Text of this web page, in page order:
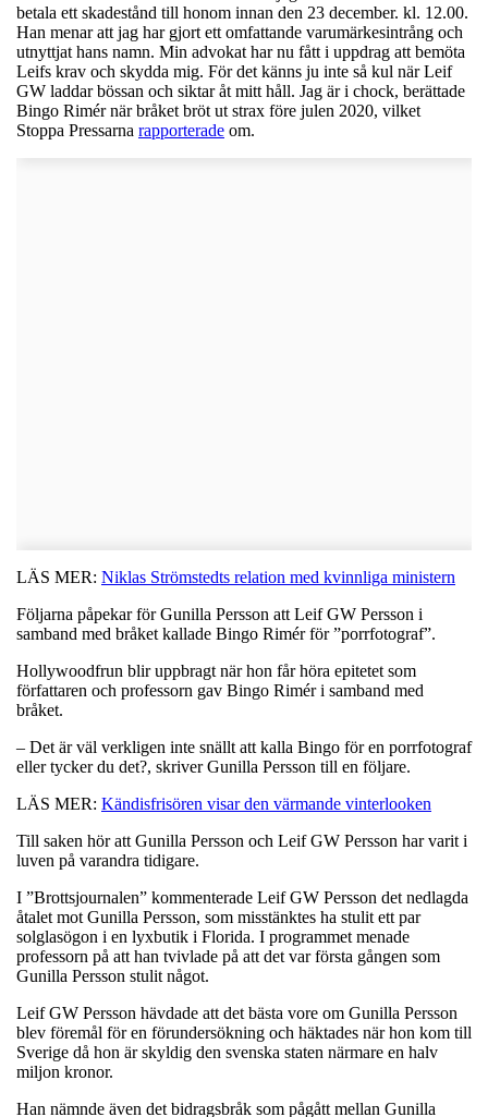
betala ett skadestånd till honom innan den 23 december. kl. 12.00.
Han menar att jag har gjort ett omfattande varumärkesintrång och
utnyttjat hans namn. Min advokat har nu fått i uppdrag att bemöta
Leifs krav och skydda mig. För det känns ju inte så kul när Leif
GW laddar bössan och siktar åt mitt håll. Jag är i chock, berättade
Bingo Rimér när bråket bröt ut strax före julen 2020, vilket
Stoppa Pressarna rapporterade om.
LÄS MER: Niklas Strömstedts relation med kvinnliga ministern
Följarna påpekar för Gunilla Persson att Leif GW Persson i
samband med bråket kallade Bingo Rimér för ”porrfotograf”.
Hollywoodfrun blir uppbragt när hon får höra epitetet som
författaren och professorn gav Bingo Rimér i samband med
bråket.
– Det är väl verkligen inte snällt att kalla Bingo för en porrfotograf
eller tycker du det?, skriver Gunilla Persson till en följare.
LÄS MER: Kändisfrisören visar den värmande vinterlooken
Till saken hör att Gunilla Persson och Leif GW Persson har varit i
luven på varandra tidigare.
I ”Brottsjournalen” kommenterade Leif GW Persson det nedlagda
åtalet mot Gunilla Persson, som misstänktes ha stulit ett par
solglasögon i en lyxbutik i Florida. I programmet menade
professorn på att han tvivlade på att det var första gången som
Gunilla Persson stulit något.
Leif GW Persson hävdade att det bästa vore om Gunilla Persson
blev föremål för en förundersökning och häktades när hon kom till
Sverige då hon är skyldig den svenska staten närmare en halv
miljon kronor.
Han nämnde även det bidragsbråk som pågått mellan Gunilla